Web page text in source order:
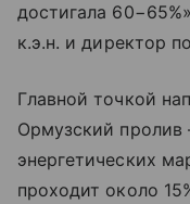
достигала
к.э.н. и директор
Главной точкой
Ормузский
энергетических
проходит около